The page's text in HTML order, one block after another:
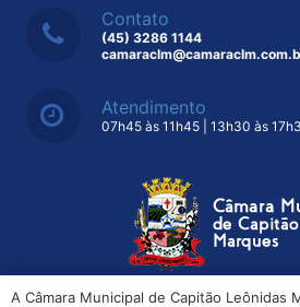
Contato
(45) 3286 1144
Atendimento
07h45 às 11h45 | 13h30 às
A Câmara Municipal de Capitão Leônidas